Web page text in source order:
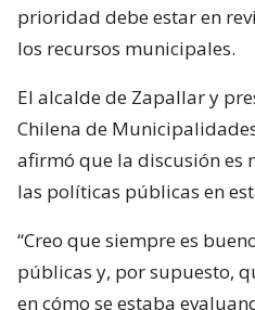
prioridad debe estar en
los recursos municipales.
El alcalde de Zapallar y
Chilena de
afirmó que la discusión es
las políticas públicas en
“Creo que siempre es
públicas y, por supuesto,
en cómo se estaba